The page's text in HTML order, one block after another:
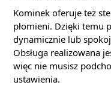
Kominek oferuje też
płomieni. Dzięki temu
dynamicznie lub
Obsługa realizowana
więc nie musisz
ustawienia.